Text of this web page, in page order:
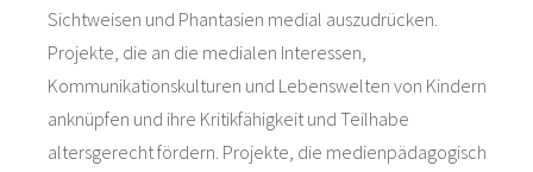
Sichtweisen und Phantasien medial auszudrücken.
Projekte, die an die medialen Interessen,
Kommunikationskulturen und Lebenswelten von Kindern
anknüpfen und ihre Kritikfähigkeit und Teilhabe
altersgerecht fördern. Projekte, die medienpädagogisch